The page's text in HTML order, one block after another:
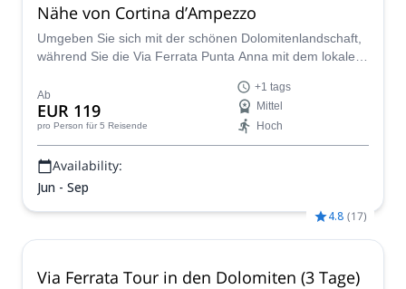
Nähe von Cortina d’Ampezzo
Umgeben Sie sich mit der schönen Dolomitenlandschaft,
während Sie die Via Ferrata Punta Anna mit dem lokalen
Ab
EUR 119
pro Person für 5 Reisende
+1 tags
Mittel
Hoch
Availability:
Jun - Sep
4.8 (17)
Via Ferrata Tour in den Dolomiten (3 Tage)